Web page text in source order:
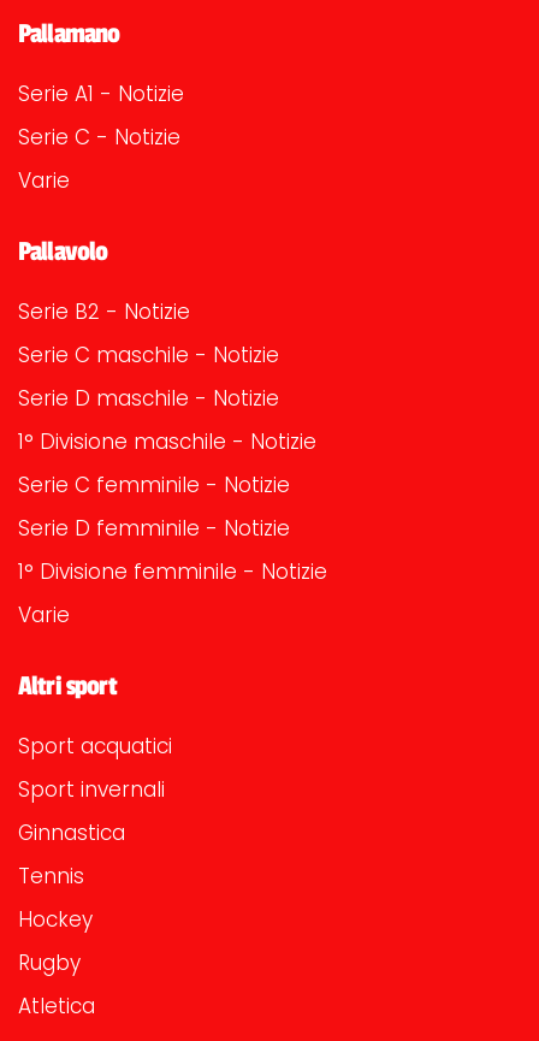
Pallamano
Serie A1 - Notizie
Serie C - Notizie
Varie
Pallavolo
Serie B2 - Notizie
Serie C maschile - Notizie
Serie D maschile - Notizie
1° Divisione maschile - Notizie
Serie C femminile - Notizie
Serie D femminile - Notizie
1° Divisione femminile - Notizie
Varie
Altri sport
Sport acquatici
Sport invernali
Ginnastica
Tennis
Hockey
Rugby
Atletica